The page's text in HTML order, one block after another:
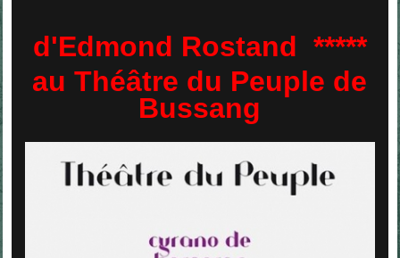
d'Edmond Rostand *****
au Théâtre du Peuple de
Bussang